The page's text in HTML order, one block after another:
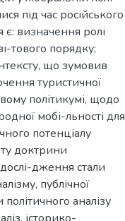
під час російського
визначення ролі
тового порядку;
що зумовив
туристичної
політикумі, щодо
мобі-льності для
потенціалу
доктрини
дження стали
публічної
аналізу